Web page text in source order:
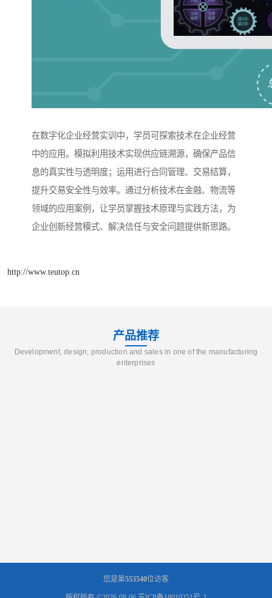
在数字化企业经营实训中，学员可探索技术在企业经营
中的应用。模拟利用技术实现供应链溯源，确保产品信
息的真实性与透明度；运用进行合同管理、交易结算，
提升交易安全性与效率。通过分析技术在金融、物流等
领域的应用案例，让学员掌握技术原理与实践方法，为
企业创新经营模式、解决信任与安全问题提供新思路。​
http://www.teutop.cn
产品推荐
Development, design, production and sales in one of the manufacturing
enterprises
您是第553540位访客